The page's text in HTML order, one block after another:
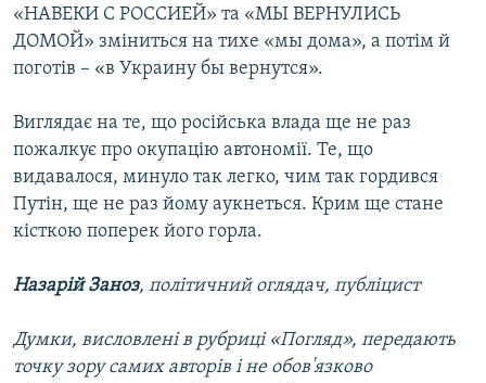
«НАВЕКИ С РОССИЕЙ» та «МЫ ВЕРНУЛИСЬ
ДОМОЙ» зміниться на тихе «мы дома», а потім й
поготів – «в Украину бы вернутся».
Виглядає на те, що російська влада ще не раз
пожалкує про окупацію автономії. Те, що
видавалося, минуло так легко, чим так гордився
Путін, ще не раз йому аукнеться. Крим ще стане
кісткою поперек його горла.
Назарій Заноз, політичний оглядач, публіцист
Думки, висловлені в рубриці «Погляд», передають
точку зору самих авторів і не обов'язково